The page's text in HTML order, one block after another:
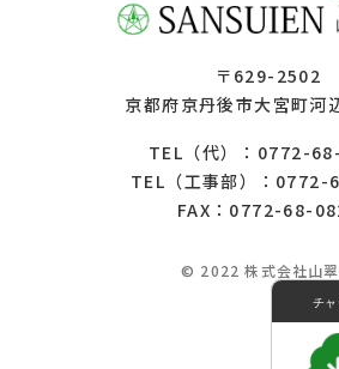
〒629-2502
京都府京丹後市大宮町河
TEL（代）： 0772-
TEL（工事部）： 0772-
FAX：0772-68-
© 2022 株式会社山